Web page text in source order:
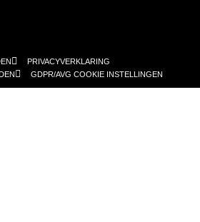
PRIVACYVERKLARING
GDPR/AVG COOKIE INSTELLINGEN